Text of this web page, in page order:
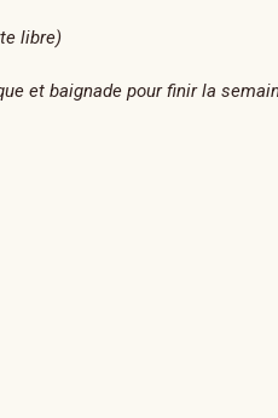
libre)
et baignade pour finir la